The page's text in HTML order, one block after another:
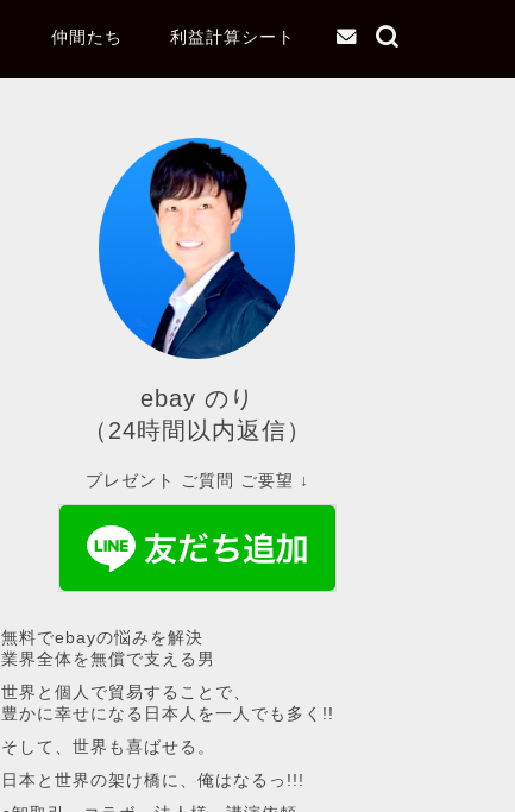
仲間たち 利益計算シート
ebay のり
（24時間以内返信）
プレゼント ご質問 ご要望 ↓
無料でebayの悩みを解決
業界全体を無償で支える男
世界と個人で貿易することで、
豊かに幸せになる日本人を一人でも多く!!
そして、世界も喜ばせる。
日本と世界の架け橋に、俺はなるっ!!!